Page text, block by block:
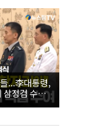
...李대통령,
삼정검 수치
삼정검 수치